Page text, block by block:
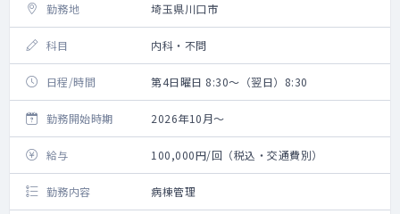
勤務地 埼玉県川口市
科目 内科・不問
日程/時間 第4日曜日 8:30～（翌日）8:30
勤務開始時期 2026年10月～
給与 100,000円/回（税込・交通費別）
勤務内容 病棟管理